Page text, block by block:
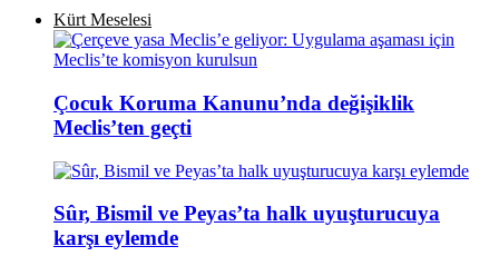
Kürt Meselesi
Çocuk Koruma Kanunu’nda değişiklik
Meclis’ten geçti
Sûr, Bismil ve Peyas’ta halk uyuşturucuya
karşı eylemde